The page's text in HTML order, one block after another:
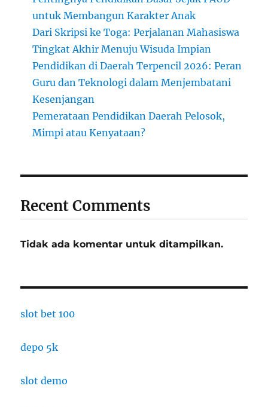
untuk Membangun Karakter Anak
Dari Skripsi ke Toga: Perjalanan Mahasiswa
Tingkat Akhir Menuju Wisuda Impian
Pendidikan di Daerah Terpencil 2026: Peran
Guru dan Teknologi dalam Menjembatani
Kesenjangan
Pemerataan Pendidikan Daerah Pelosok,
Mimpi atau Kenyataan?
Recent Comments
Tidak ada komentar untuk ditampilkan.
slot bet 100
depo 5k
slot demo